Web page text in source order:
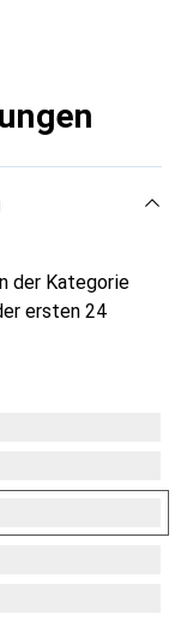
der Kategorie
ersten 24